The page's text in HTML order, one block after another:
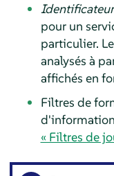
Identificateur
pour un
particulier.
analysés à
affichés en
Filtres de
« Filtres de